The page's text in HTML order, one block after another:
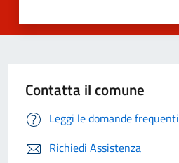
Contatta il comune
Leggi le domande frequenti
Richiedi Assistenza